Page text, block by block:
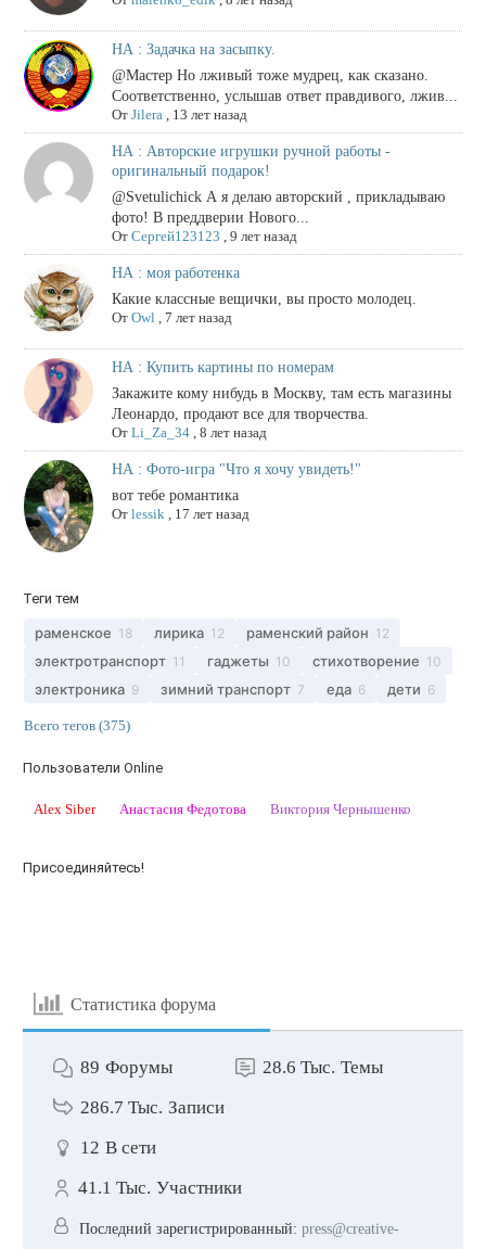
НА : Задачка на засыпку.
@Мастер Но лживый тоже мудрец, как сказано.
Соответственно, услышав ответ правдивого, лжив...
От Jilera 13 лет назад
НА : Авторские игрушки ручной работы -
оригинальный подарок!
@Svetulichick А я делаю авторский , прикладываю
фото! В преддверии Нового...
От Сергей123123 9 лет назад
НА : моя работенка
Какие классные вещички, вы просто молодец.
От Оwl 7 лет назад
НА : Купить картины по номерам
Закажите кому нибудь в Москву, там есть магазины
Леонардо, продают все для творчества.
От Li_Za_34, 8 лет назад
НА : Фото-игра "Что я хочу увидеть!"
вот тебе романтика
От lessik 17 лет назад
Теги тем
раменское 18 лирика 12 раменский район 12
электротранспорт 11 гаджеты 10 стихотворение 10
электроника 9 зимний транспорт 7 еда 6 дети 6
Всего тегов (375)
Пользователи Online
Alex Siber Анастасия Федотова Виктория Чернышенко
Присоединяйтесь!
Статистика форума
89 Форумы 28.6 Тыс. Темы
286.7 Тыс. Записи
12 В сети
41.1 Тыс. Участники
Последний зарегистрированный: press@creative-